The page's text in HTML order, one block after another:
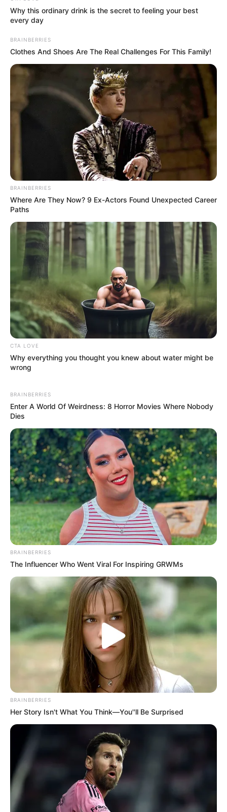
(foto: instagram/ray_samuraitattooo)
3. Jika ingin berimajinasi lebih tinggi, kamu bisa
kreasikan kucing dengan pakaian astronot
4. Jika ingin menggambar kucing dengan lebih
berwarna, maka desain menawan ini bisa jadi pilihan
tepatnya
Why this ordinary drink is the secret to feeling your best
every day
BRAINBERRIES
Clothes And Shoes Are The Real Challenges For This Family!
BRAINBERRIES
Where Are They Now? 9 Ex-Actors Found Unexpected Career
Paths
CTA LOVE
Why everything you thought you knew about water might be
wrong
BRAINBERRIES
Enter A World Of Weirdness: 8 Horror Movies Where Nobody
Dies
BRAINBERRIES
The Influencer Who Went Viral For Inspiring GRWMs
BRAINBERRIES
Her Story Isn't What You Think—You''ll Be Surprised